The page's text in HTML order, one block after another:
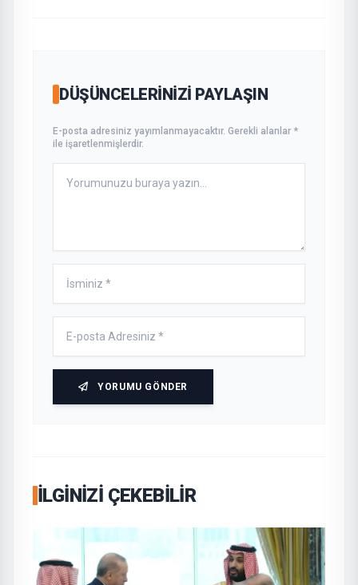
DÜŞÜNCELERINIZI PAYLAŞIN
E-posta adresiniz yayımlanmayacaktır. Gerekli alanlar *
ile işaretlenmişlerdir.
YORUMU GÖNDER
İLGINIZI ÇEKEBILIR